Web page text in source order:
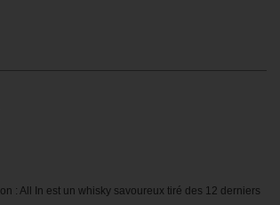
: All In est un whisky savoureux tiré des 12 derniers